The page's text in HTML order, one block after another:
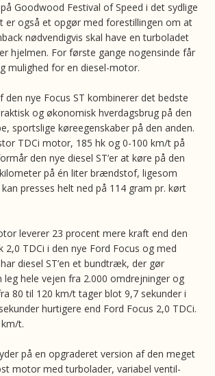
Goodwood Festival of Speed i det sydlige
er også et opgør med forestillingen om at
nødvendigvis skal have en turboladet
hjelmen. For første gange nogensinde får
mulighed for en diesel-motor.
den nye Focus ST kombinerer det bedste
og økonomisk hverdagsbrug på den
sportslige køreegenskaber på den anden.
TDCi motor, 185 hk og 0-100 km/t på
den nye diesel ST’er at køre på den
på én liter brændstof, ligesom
presses helt ned på 114 gram pr. kørt
leverer 23 procent mere kraft end den
2,0 TDCi i den nye Ford Focus og med
diesel ST’en et bundtræk, der gør
leg hele vejen fra 2.000 omdrejninger og
80 til 120 km/t tager blot 9,7 sekunder i
hurtigere end Ford Focus 2,0 TDCi.
t.
på en opgraderet version af den meget
motor med turbolader, variabel ventil-